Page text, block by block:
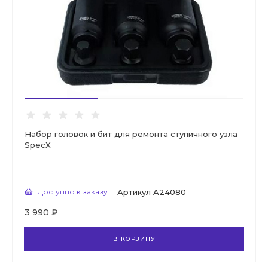
Набор головок и бит для ремонта ступичного узла
SpecX
Доступно к заказу Артикул A24080
3 990 ₽
В КОРЗИНУ